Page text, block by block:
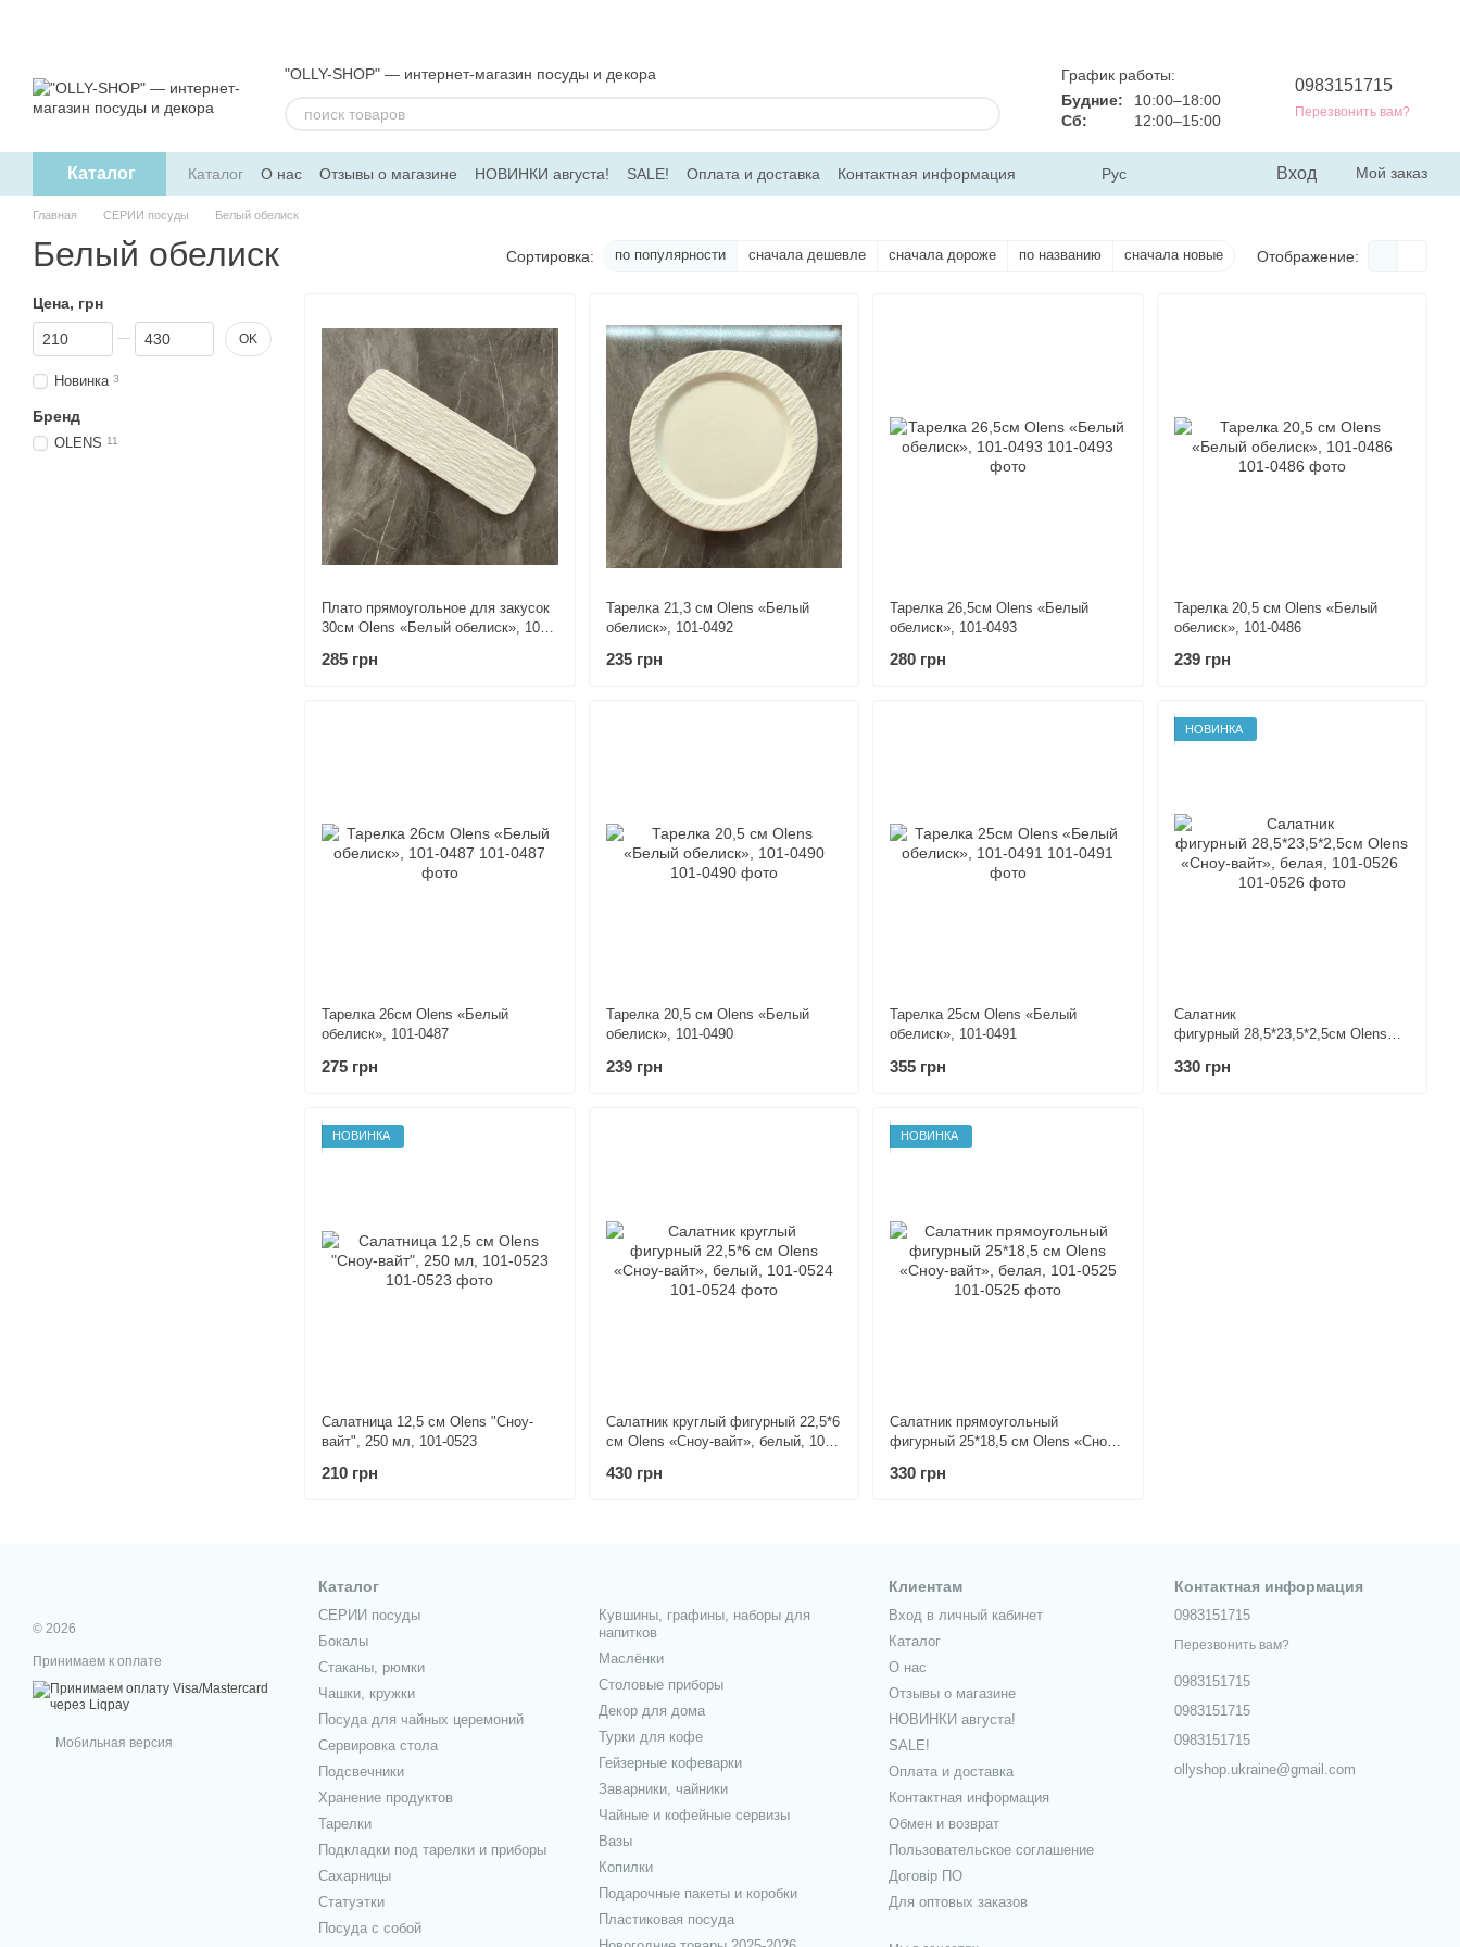
"OLLY-SHOP" — интернет-магазин посуды и декора
График работы:
Будние:
10:00–18:00
Сб:
12:00–15:00
0983151715
Перезвонить вам?
Каталог Каталог О нас Отзывы о магазине НОВИНКИ августа! SALE! Оплата и доставка
Контактная информация
Обмен и возврат
Пользовательское соглашение Договір ПО Для оптовых заказов
Рус Вход Мой заказ
Главная СЕРИИ посуды Белый обелиск
Белый обелиск Сортировка: по популярности сначала дешевле сначала дороже по названию сначала новые Отображение:
Плато прямоугольное для закусок
30см Olens «Белый обелиск», 101-
285 грн
Тарелка 21,3 см Olens «Белый
обелиск», 101-0492
235 грн
Тарелка 26,5см Olens «Белый
обелиск», 101-0493
280 грн
Тарелка 20,5 см Olens «Белый
обелиск», 101-0486
239 грн
Тарелка 26см Olens «Белый
обелиск», 101-0487
275 грн
Тарелка 20,5 см Olens «Белый
обелиск», 101-0490
239 грн
Тарелка 25см Olens «Белый
обелиск», 101-0491
355 грн
НОВИНКА
Салатник
фигурный 28,5*23,5*2,5см Olens
330 грн
НОВИНКА
Салатница 12,5 см Olens "Сноу-
вайт", 250 мл, 101-0523
210 грн
Салатник круглый фигурный 22,5*6
см Olens «Сноу-вайт», белый, 101-
430 грн
НОВИНКА
Салатник прямоугольный
фигурный 25*18,5 см Olens «Сноу-
330 грн
Цена, грн
От Цена, грн
До Цена, грн OK
Новинка 3
Бренд
OLENS 11
© 2026
Принимаем к оплате
Мобильная версия
Каталог
СЕРИИ посуды
Бокалы
Стаканы, рюмки
Чашки, кружки
Посуда для чайных церемоний
Сервировка стола
Подсвечники
Хранение продуктов
Тарелки
Подкладки под тарелки и приборы
Сахарницы
Статуэтки
Посуда с собой
Кувшины, графины, наборы для
напитков
Маслёнки
Столовые приборы
Декор для дома
Турки для кофе
Гейзерные кофеварки
Заварники, чайники
Чайные и кофейные сервизы
Вазы
Копилки
Подарочные пакеты и коробки
Пластиковая посуда
Клиентам
Вход в личный кабинет
Каталог
О нас
Отзывы о магазине
НОВИНКИ августа!
SALE!
Оплата и доставка
Контактная информация
Обмен и возврат
Пользовательское соглашение
Договір ПО
Для оптовых заказов
Контактная информация
0983151715
Перезвонить вам?
0983151715
0983151715
0983151715
ollyshop.ukraine@gmail.com